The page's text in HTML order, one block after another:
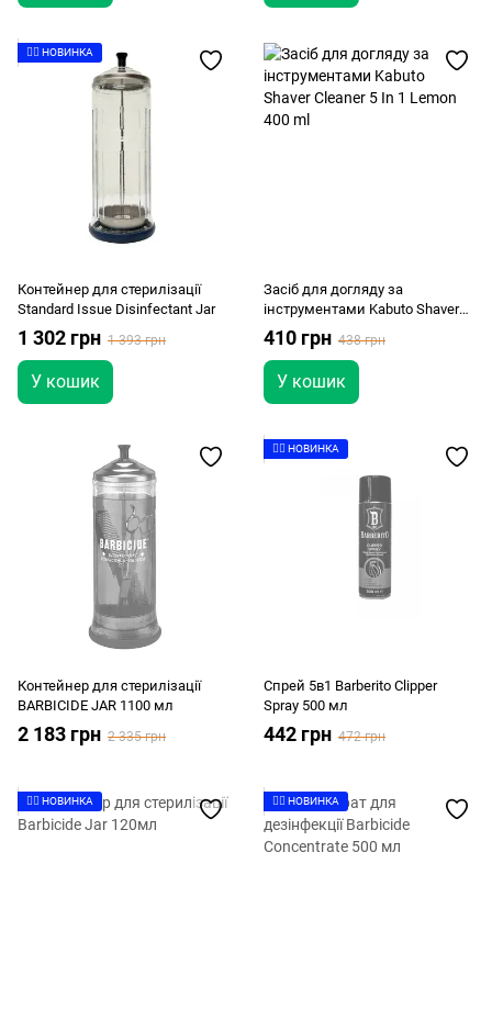
👉🏻 НОВИНКА
Контейнер для стерилізації
Standard Issue Disinfectant Jar
1 302 грн 1 393 грн
У кошик
Засіб для догляду за
інструментами Kabuto Shaver
Cleaner 5 In 1 Lemon 400 ml
410 грн 438 грн
У кошик
Контейнер для стерилізації
BARBICIDE JAR 1100 мл
2 183 грн 2 335 грн
👉🏻 НОВИНКА
Спрей 5в1 Barberito Clipper
Spray 500 мл
442 грн 472 грн
👉🏻 НОВИНКА 👉🏻 НОВИНКА